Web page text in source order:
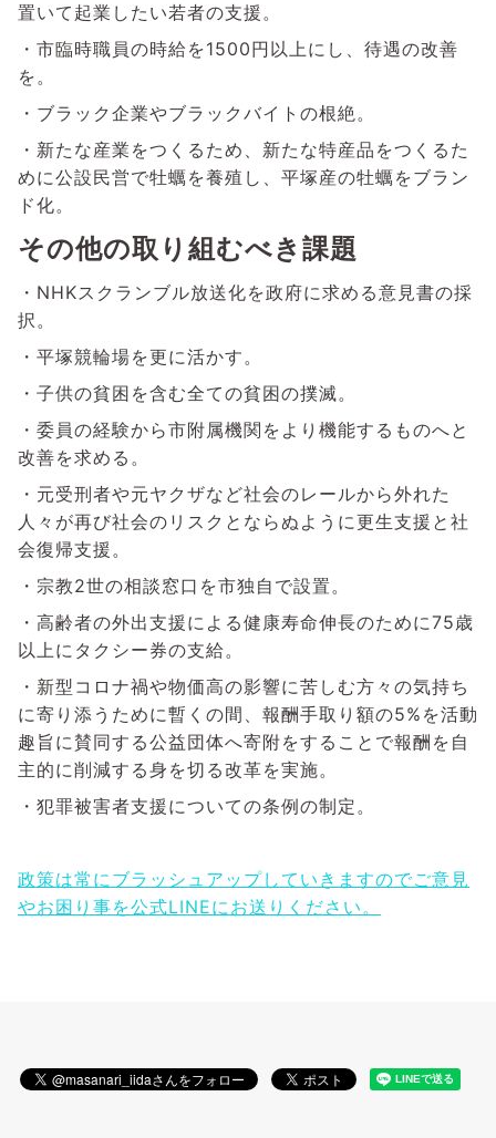
置いて起業したい若者の支援。
・市臨時職員の時給を1500円以上にし、待遇の改善
を。
・ブラック企業やブラックバイトの根絶。
・新たな産業をつくるため、新たな特産品をつくるた
めに公設民営で牡蠣を養殖し、平塚産の牡蠣をブラン
ド化。
その他の取り組むべき課題
・NHKスクランブル放送化を政府に求める意見書の採
択。
・平塚競輪場を更に活かす。
・子供の貧困を含む全ての貧困の撲滅。
・委員の経験から市附属機関をより機能するものへと
改善を求める。
・元受刑者や元ヤクザなど社会のレールから外れた
人々が再び社会のリスクとならぬように更生支援と社
会復帰支援。
・宗教2世の相談窓口を市独自で設置。
・高齢者の外出支援による健康寿命伸長のために75歳
以上にタクシー券の支給。
・新型コロナ禍や物価高の影響に苦しむ方々の気持ち
に寄り添うために暫くの間、報酬手取り額の5%を活動
趣旨に賛同する公益団体へ寄附をすることで報酬を自
主的に削減する身を切る改革を実施。
・犯罪被害者支援についての条例の制定。
政策は常にブラッシュアップしていきますのでご意見
やお困り事を公式LINEにお送りください。